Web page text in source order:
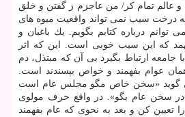
و عالم تمام كر/ من عاجزم ز گفتن و خلق
درخت سیب نمی تواند واقعیت میوه های
درباره كتابم بگویم. یك باغبان و
كه این سیب خوبی است. این كه اثر
جامعه ارتباط بگیرد بی آن كه مبتذل، دم
عوام بفهمند و خواص بپسندند است.
گوید «سخن خاص مگو مجلس عام است
سخن عام بگو». در واقع حرف مولوی
كن و بعد به نحوی كه عام بفهمند